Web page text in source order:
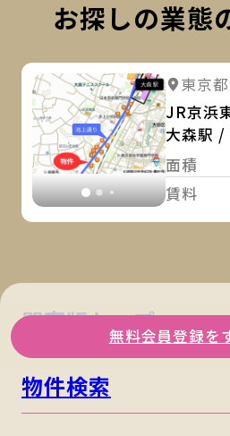
お探しの業態
詳細を
東京
JR京浜
大森駅 /
面積
賃料
無料会員登録を
関東版トップ
物件検索